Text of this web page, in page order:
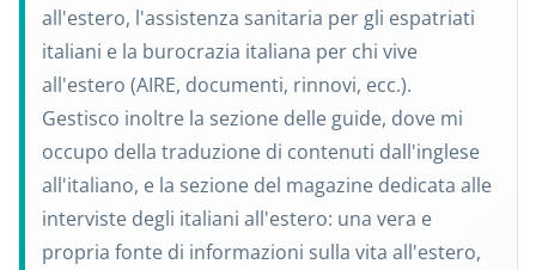
all'estero, l'assistenza sanitaria per gli espatriati
italiani e la burocrazia italiana per chi vive
all'estero (AIRE, documenti, rinnovi, ecc.).
Gestisco inoltre la sezione delle guide, dove mi
occupo della traduzione di contenuti dall'inglese
all'italiano, e la sezione del magazine dedicata alle
interviste degli italiani all'estero: una vera e
propria fonte di informazioni sulla vita all'estero,